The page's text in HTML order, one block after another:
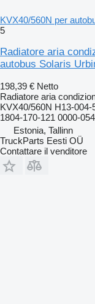
KVX40/560N per
5
Radiatore aria
autobus Solaris
198,39 € Netto
Radiatore aria
KVX40/560N H13-004-
1804-170-121 0000-
Estonia, Tallinn
TruckParts Eesti OÜ
Contattare il venditore